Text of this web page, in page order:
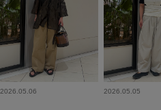
2026.05.06 2026.05.05